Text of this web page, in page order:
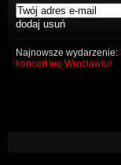
Najnowsze wydarzenie:
koncert we Wrocławiu!